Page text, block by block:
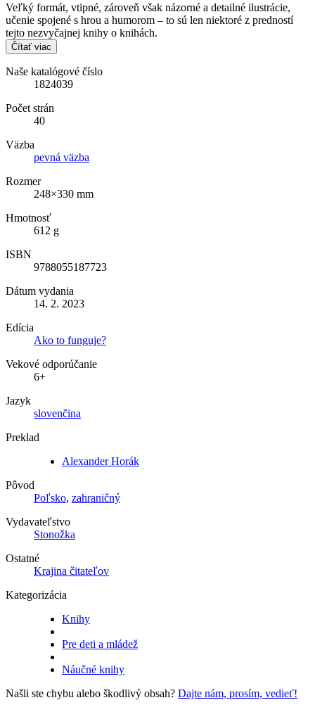
Veľký formát, vtipné, zároveň však názorné a detailné ilustrácie,
učenie spojené s hrou a humorom – to sú len niektoré z predností
tejto nezvyčajnej knihy o knihách.
Čítať viac
Naše katalógové číslo
1824039
Počet strán
40
Väzba
pevná väzba
Rozmer
248×330 mm
Hmotnosť
612 g
ISBN
9788055187723
Dátum vydania
14. 2. 2023
Edícia
Ako to funguje?
Vekové odporúčanie
6+
Jazyk
slovenčina
Preklad
Alexander Horák
Pôvod
Poľsko, zahraničný
Vydavateľstvo
Stonožka
Ostatné
Krajina čitateľov
Kategorizácia
Knihy
Pre deti a mládež
Náučné knihy
Našli ste chybu alebo škodlivý obsah? Dajte nám, prosím, vedieť!